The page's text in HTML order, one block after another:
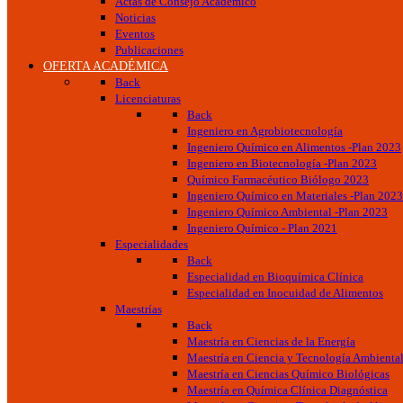
Noticias
Eventos
Publicaciones
OFERTA ACADÉMICA
Back
Licenciaturas
Back
Ingeniero en Agrobiotecnología
Ingeniero Químico en Alimentos -Plan 2023
Ingeniero en Biotecnología -Plan 2023
Químico Farmacéutico Biólogo 2023
Ingeniero Químico en Materiales -Plan 2023
Ingeniero Químico Ambiental -Plan 2023
Ingeniero Químico - Plan 2021
Especialidades
Back
Especialidad en Bioquímica Clínica
Especialidad en Inocuidad de Alimentos
Maestrías
Back
Maestría en Ciencias de la Energía
Maestría en Ciencia y Tecnología Ambiental
Maestría en Ciencias Químico Biológicas
Maestría en Química Clínica Diagnóstica